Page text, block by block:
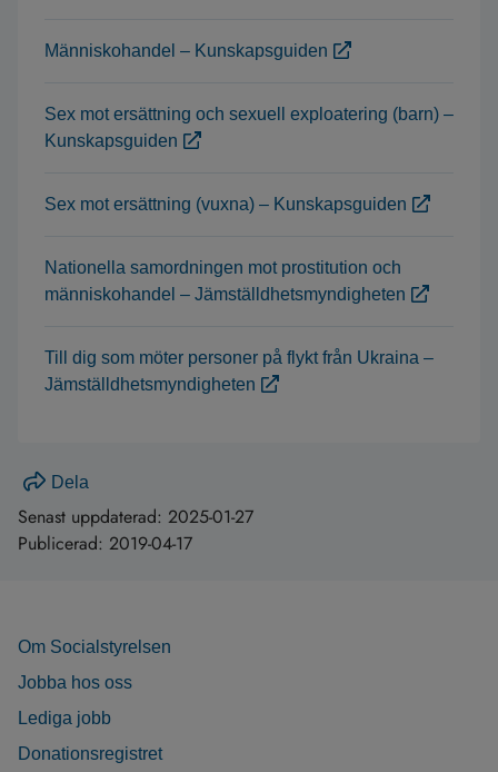
Människohandel – Kunskapsguiden
Sex mot ersättning och sexuell exploatering (barn) –
Kunskapsguiden
Sex mot ersättning (vuxna) – Kunskapsguiden
Nationella samordningen mot prostitution och
människohandel – Jämställdhetsmyndigheten
Till dig som möter personer på flykt från Ukraina –
Jämställdhetsmyndigheten
Dela
Senast uppdaterad: 2025-01-27
Publicerad: 2019-04-17
Om Socialstyrelsen
Jobba hos oss
Lediga jobb
Donationsregistret